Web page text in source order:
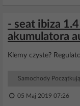
- seat ibiza
akumulatora
Klemy czyste?
Samochody
05 Maj 2019 07:26